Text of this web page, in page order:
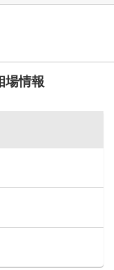
場情報